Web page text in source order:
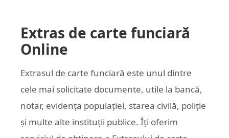
Extras de carte funciară
Online
Extrasul de carte funciară este unul dintre
cele mai solicitate documente, utile la bancă,
notar, evidența populației, starea civilă, poliție
și multe alte instituții publice. Îți oferim